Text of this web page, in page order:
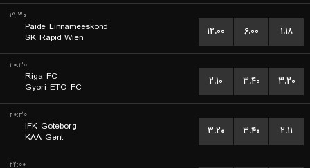
۱۹:۳۰
Paide Linnameeskond
SK Rapid Wien
۱۲.۰۰ ۶.۰۰ ۱.۱۸
۲۰:۳۰
Riga FC
Gyori ETO FC
۲.۱۰ ۳.۴۰ ۳.۲۰
۲۰:۳۰
IFK Goteborg
KAA Gent
۳.۲۰ ۳.۴۰ ۲.۱۱
۲۲:۰۰